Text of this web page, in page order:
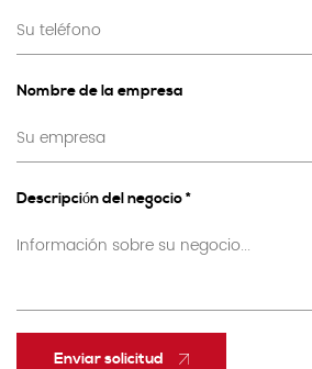
Nombre de la empresa
Descripción del negocio *
Enviar solicitud